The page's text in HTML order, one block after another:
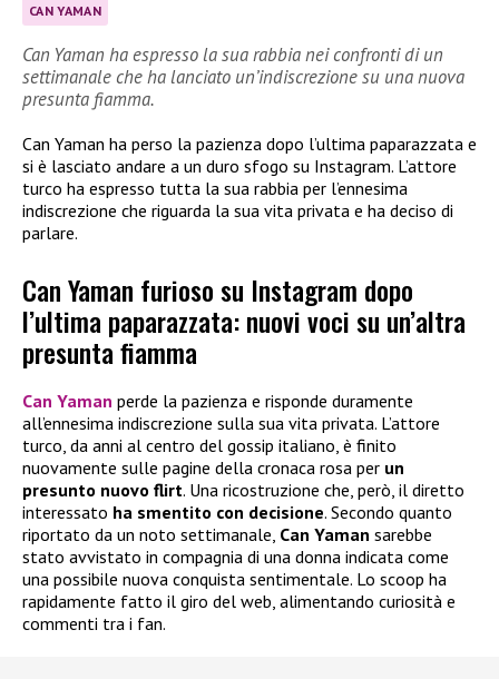
CAN YAMAN
Can Yaman ha espresso la sua rabbia nei confronti di un
settimanale che ha lanciato un’indiscrezione su una nuova
presunta fiamma.
Can Yaman ha perso la pazienza dopo l’ultima paparazzata e
si è lasciato andare a un duro sfogo su Instagram. L’attore
turco ha espresso tutta la sua rabbia per l’ennesima
indiscrezione che riguarda la sua vita privata e ha deciso di
parlare.
Can Yaman furioso su Instagram dopo
l’ultima paparazzata: nuovi voci su un’altra
presunta fiamma
Can Yaman perde la pazienza e risponde duramente
all’ennesima indiscrezione sulla sua vita privata. L’attore
turco, da anni al centro del gossip italiano, è finito
nuovamente sulle pagine della cronaca rosa per un
presunto nuovo flirt. Una ricostruzione che, però, il diretto
interessato ha smentito con decisione. Secondo quanto
riportato da un noto settimanale, Can Yaman sarebbe
stato avvistato in compagnia di una donna indicata come
una possibile nuova conquista sentimentale. Lo scoop ha
rapidamente fatto il giro del web, alimentando curiosità e
commenti tra i fan.